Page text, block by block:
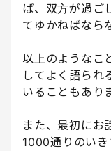
ば、双方が過ご
てゆかねばなら
以上のようなこ
してよく語られ
いることもあり
また、最初にお
1000通りのい